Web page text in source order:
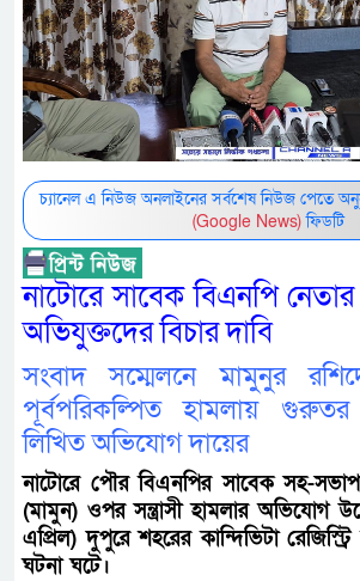
চ্যানেল এ নিউজ অনলাইনের সর্বশেষ নিউজ পেতে
(Google News)ফিডটি
নাটোরে সাবেক বিএনপি
অভিযুক্তদের বিচার দাবি
সংবাদ সম্মেলনে মামুনুর
পূর্বপরিকল্পিত হামলায়
লিখিত অভিযোগ দায়ের
নাটোরে পৌর বিএনপির সাবেক সহ-
(মামুন) ওপর সন্ত্রাসী হামলার অভিযোগ
এপ্রিল) দুপুরে শহরের কান্দিভিটা
ঘটনা ঘটে।